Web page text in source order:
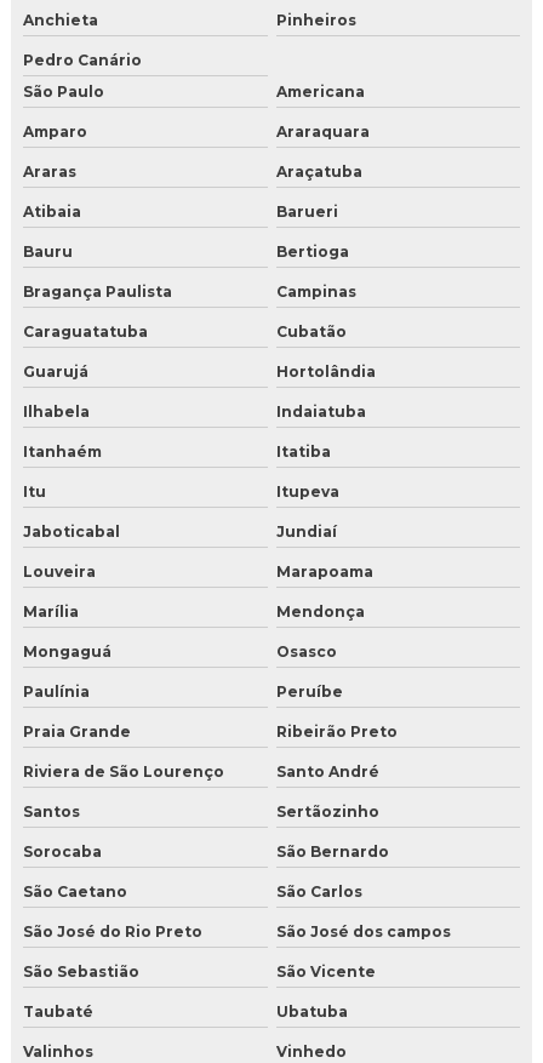
Anchieta Pinheiros
Pedro Canário
São Paulo
Americana
Amparo Araraquara
Araras Araçatuba
Atibaia Barueri
Bauru Bertioga
Bragança Paulista Campinas
Caraguatatuba Cubatão
Guarujá Hortolândia
Ilhabela Indaiatuba
Itanhaém Itatiba
Itu Itupeva
Jaboticabal Jundiaí
Louveira Marapoama
Marília Mendonça
Mongaguá Osasco
Paulínia Peruíbe
Praia Grande Ribeirão Preto
Riviera de São Lourenço Santo André
Santos Sertãozinho
Sorocaba São Bernardo
São Caetano São Carlos
São José do Rio Preto São José dos campos
São Sebastião São Vicente
Taubaté Ubatuba
Valinhos Vinhedo